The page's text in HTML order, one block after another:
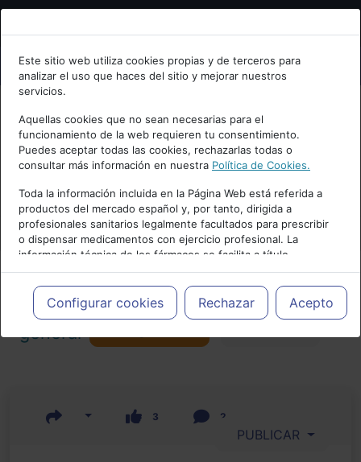
Bienvenid@ a psiquiatria.com
Escribe tu Email
Accede o regístrate con tu email.
Cancelar
Este sitio web utiliza cookies propias y de terceros para
analizar el uso que haces del sitio y mejorar nuestros
servicios.
Aquellas cookies que no sean necesarias para el
funcionamiento de la web requieren tu consentimiento.
Puedes aceptar todas las cookies, rechazarlas todas o
consultar más información en nuestra Política de Cookies.
Toda la información incluida en la Página Web está referida a
productos del mercado español y, por tanto, dirigida a
profesionales sanitarios legalmente facultados para prescribir
o dispensar medicamentos con ejercicio profesional. La
información técnica de los fármacos se facilita a título
meramente informativo, siendo responsabilidad de los
profesionales facultados prescribir medicamentos y decidir, en
cada caso concreto, el tratamiento más adecuado a las
necesidades del paciente.
Configurar cookies Rechazar Acepto
Actualidad y Artículos|Psicología
general
3 2
PUBLICAR